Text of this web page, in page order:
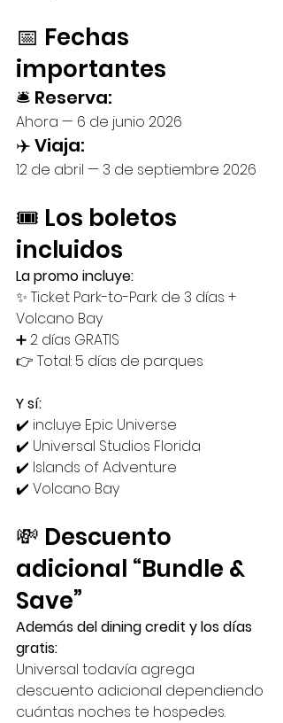
📅 Fechas
importantes
🛎️ Reserva:
Ahora — 6 de junio 2026
✈️ Viaja:
12 de abril — 3 de septiembre 2026
🎟️ Los boletos
incluidos
La promo incluye:
✨ Ticket Park-to-Park de 3 días +
Volcano Bay
➕ 2 días GRATIS
👉 Total: 5 días de parques
Y sí:
✔️ incluye Epic Universe
✔️ Universal Studios Florida
✔️ Islands of Adventure
✔️ Volcano Bay
💸 Descuento
adicional “Bundle &
Save”
Además del dining credit y los días
gratis:
Universal todavía agrega
descuento adicional dependiendo
cuántas noches te hospedes.